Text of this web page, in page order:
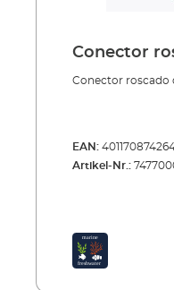
Conector
Conector roscado
EAN:
Artikel-Nr.: